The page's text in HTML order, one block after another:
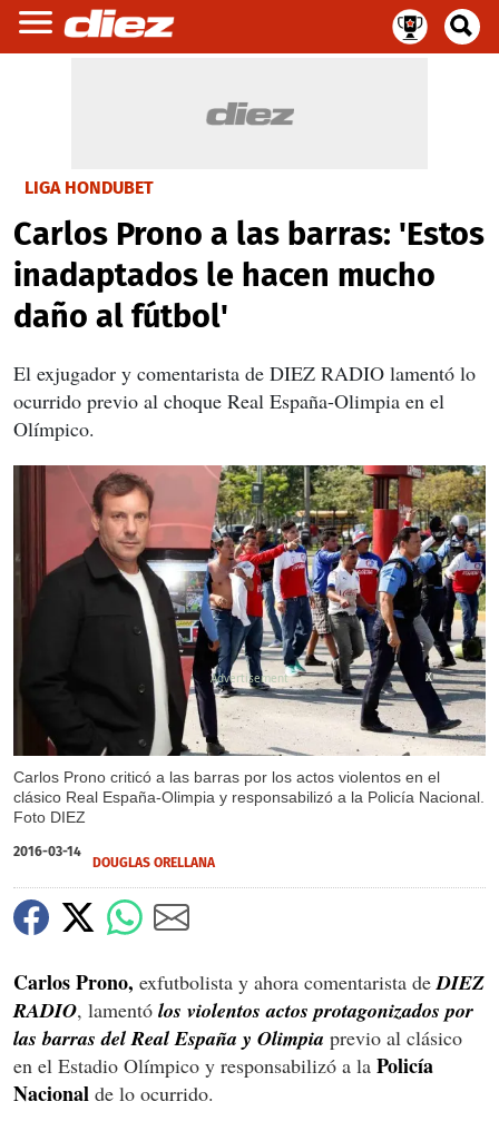
LIGA HONDUBET
Carlos Prono a las barras: 'Estos
inadaptados le hacen mucho
daño al fútbol'
El exjugador y comentarista de DIEZ RADIO lamentó lo
ocurrido previo al choque Real España-Olimpia en el
Olímpico.
Carlos Prono criticó a las barras por los actos violentos en el
clásico Real España-Olimpia y responsabilizó a la Policía Nacional.
Foto DIEZ
X
2016-03-14
DOUGLAS ORELLANA
Carlos Prono, exfutbolista y ahora comentarista de DIEZ
RADIO, lamentó los violentos actos protagonizados por
las barras del Real España y Olimpia previo al clásico
en el Estadio Olímpico y responsabilizó a la Policía
Nacional de lo ocurrido.